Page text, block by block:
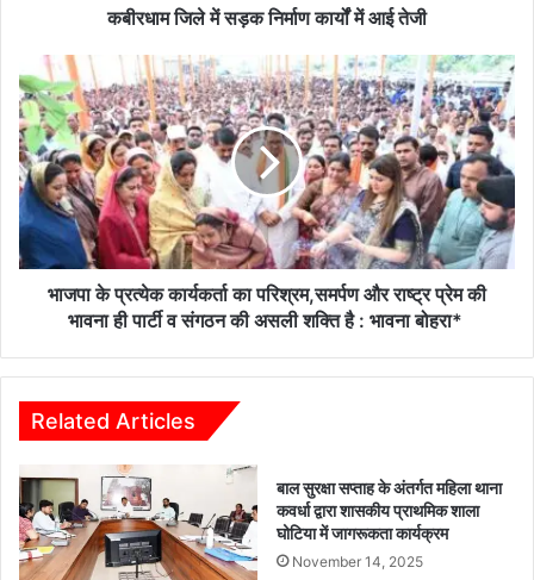
कबीरधाम जिले में सड़क निर्माण कार्यों में आई तेजी
भाजपा
के
प्रत्येक
कार्यकर्ता
का
परिश्रम,समर्पण
और
राष्ट्र
प्रेम
संगठन
की
शक्ति
है
:
भावना
भाजपा के प्रत्येक कार्यकर्ता का परिश्रम,समर्पण और राष्ट्र प्रेम की
भावना ही पार्टी व संगठन की असली शक्ति है : भावना बोहरा*
Related Articles
बाल सुरक्षा सप्ताह के अंतर्गत महिला थाना
कवर्धा द्वारा शासकीय प्राथमिक शाला
घोटिया में जागरूकता कार्यक्रम
November 14, 2025